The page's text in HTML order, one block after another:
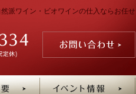
派ワイン・ビオワインの仕入ならお任せ